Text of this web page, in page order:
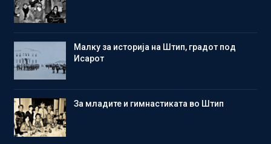
Малку за историја на Штип, градот под
Исарот
Зa младите и гимнастиката во Штип